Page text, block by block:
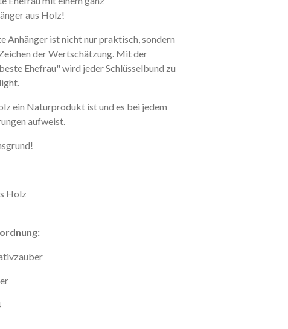
ängeraus Holz!
e Anhänger istnichtnurpraktisch sondern
eichen derWertschätzung Mitder
beste Ehefrau" wird jederSchlüsselbund zu
light
ein Naturprodukt ist und es bei jedem
aufweist.
Holz